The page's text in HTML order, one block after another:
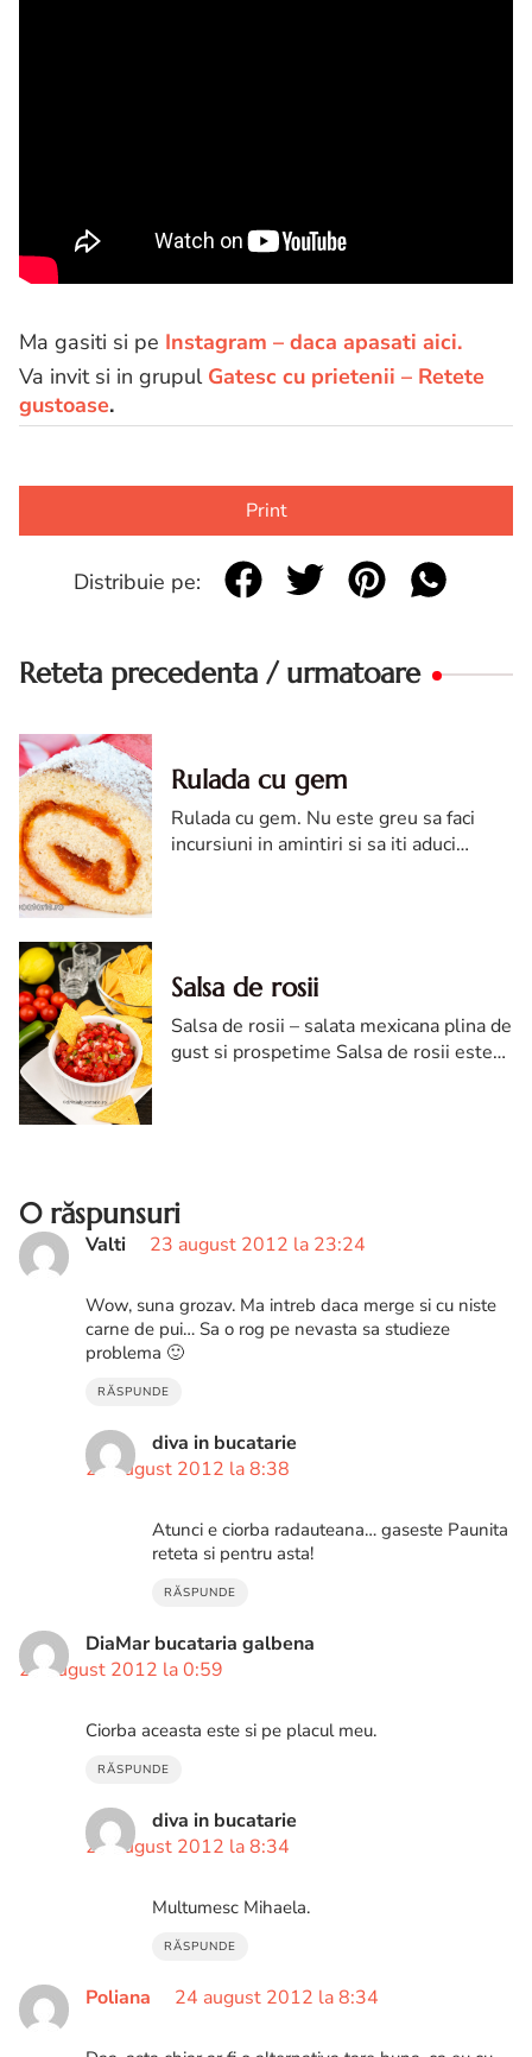
Ma gasiti si pe Instagram – daca apasati aici.
Va invit si in grupul Gatesc cu prietenii – Retete
gustoase.
Print
Distribuie pe:
Reteta precedenta / urmatoare
Rulada cu gem
Rulada cu gem. Nu este greu sa faci
incursiuni in amintiri si sa iti aduci
Salsa de rosii
Salsa de rosii – salata mexicana plina de
gust si prospetime Salsa de rosii este
0 răspunsuri
Valti 23 august 2012 la 23:24
Wow, suna grozav. Ma intreb daca merge si cu niste
carne de pui… Sa o rog pe nevasta sa studieze
problema 🙂
RĂSPUNDE
diva in bucatarie
24 august 2012 la 8:38
Atunci e ciorba radauteana… gaseste Paunita
reteta si pentru asta!
RĂSPUNDE
DiaMar bucataria galbena
24 august 2012 la 0:59
Ciorba aceasta este si pe placul meu.
RĂSPUNDE
diva in bucatarie
24 august 2012 la 8:34
Multumesc Mihaela.
RĂSPUNDE
Poliana 24 august 2012 la 8:34